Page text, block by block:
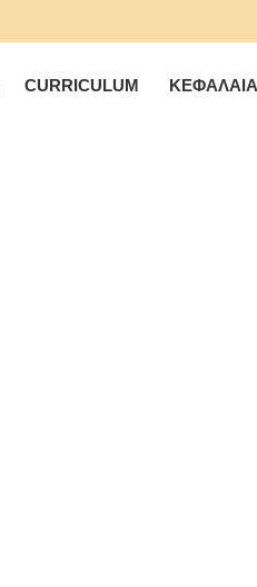
CURRICULUM ΚΕΦΆΛΑΙΑ